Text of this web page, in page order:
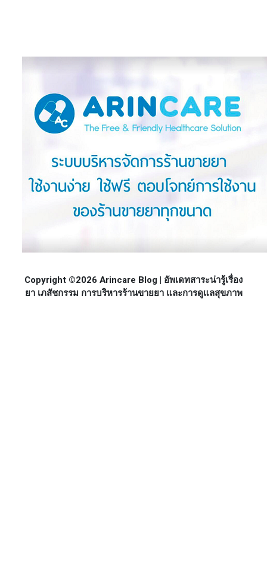
Copyright ©2026 Arincare Blog | อัพเดทสาระน่ารู้เรื่อง
ยา เภสัชกรรม การบริหารร้านขายยา และการดูแลสุขภาพ